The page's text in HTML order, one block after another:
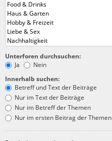
Unterforen durchsuchen:
Ja
Nein
Innerhalb suchen:
Betreff und Text der Beiträge
Nur im Text der Beiträge
Nur im Betreff der Themen
Nur im ersten Beitrag der Themen